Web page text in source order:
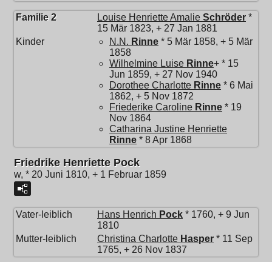
Familie 2 Louise Henriette Amalie Schröder *
15 Mär 1823, + 27 Jan 1881
Kinder
N.N. Rinne * 5 Mär 1858, + 5 Mär
1858
Wilhelmine Luise Rinne+ * 15
Jun 1859, + 27 Nov 1940
Dorothee Charlotte Rinne * 6 Mai
1862, + 5 Nov 1872
Friederike Caroline Rinne * 19
Nov 1864
Catharina Justine Henriette
Rinne * 8 Apr 1868
Friedrike Henriette Pock
w, * 20 Juni 1810, + 1 Februar 1859
Vater-leiblich Hans Henrich Pock * 1760, + 9 Jun
1810
Mutter-leiblich
Christina Charlotte Hasper * 11 Sep
1765, + 26 Nov 1837